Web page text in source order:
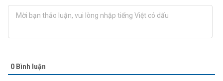
0 Bình luận